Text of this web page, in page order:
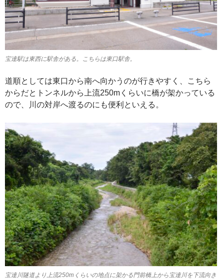
宝達駅は東西に駅舎がある。こちらは東口駅舎。
道順としては東口から南へ向かうのが行きやすく、こちら
からだとトンネルから上流250mくらいに橋が架かっている
ので、川の対岸へ渡るのにも便利といえる。
宝達川隧道より上流250mくらいの地点に架かる門前橋上から宝達川を下流向き